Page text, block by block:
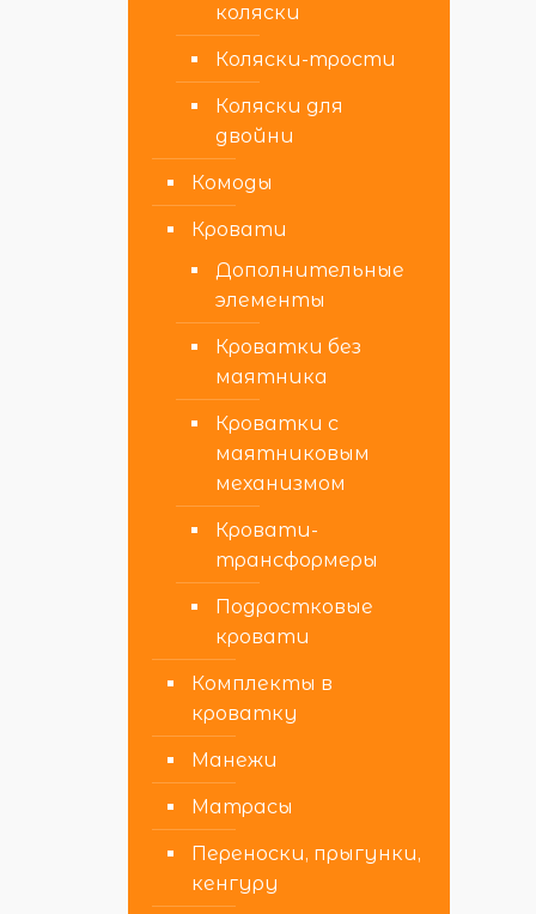
коляски
Коляски-трости
Коляски для
двойни
Комоды
Кровати
Дополнительные
элементы
Кроватки без
маятника
Кроватки с
маятниковым
механизмом
Кровати-
трансформеры
Подростковые
кровати
Комплекты в
кроватку
Манежи
Матрасы
Переноски, прыгунки,
кенгуру